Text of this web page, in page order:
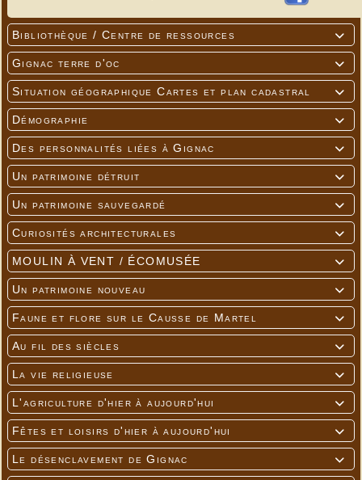

Bibliothèque / Centre de ressources

Gignac terre d'oc

Situation géographique Cartes et plan cadastral

Démographie

Des personnalités liées à Gignac

Un patrimoine détruit

Un patrimoine sauvegardé

Curiosités architecturales

MOULIN À VENT / ÉCOMUSÉE

Un patrimoine nouveau

Faune et flore sur le Causse de Martel

Au fil des siècles

La vie religieuse

L'agriculture d'hier à aujourd'hui

Fêtes et loisirs d'hier à aujourd'hui

Le désenclavement de Gignac
---